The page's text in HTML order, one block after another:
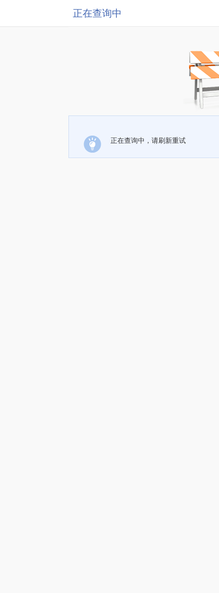
正在查询中
正在查询中，请刷新重试